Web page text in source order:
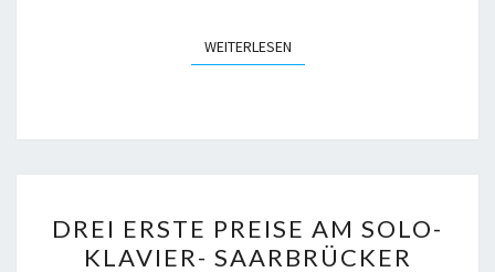
WEITERLESENWEITERLESEN
ERSTE
PREISE
DREI ERSTE PREISE AM SOLO-
KLAVIER- SAARBRÜCKER